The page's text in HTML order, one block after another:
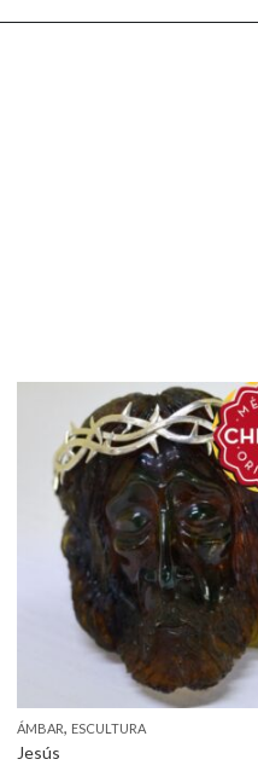
ÁMBAR, ESCULTURA
Jesús